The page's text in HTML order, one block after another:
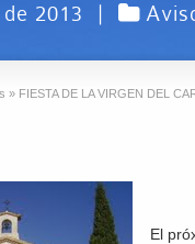
2013 |
» FIESTA DE LA VIRGEN DEL
El